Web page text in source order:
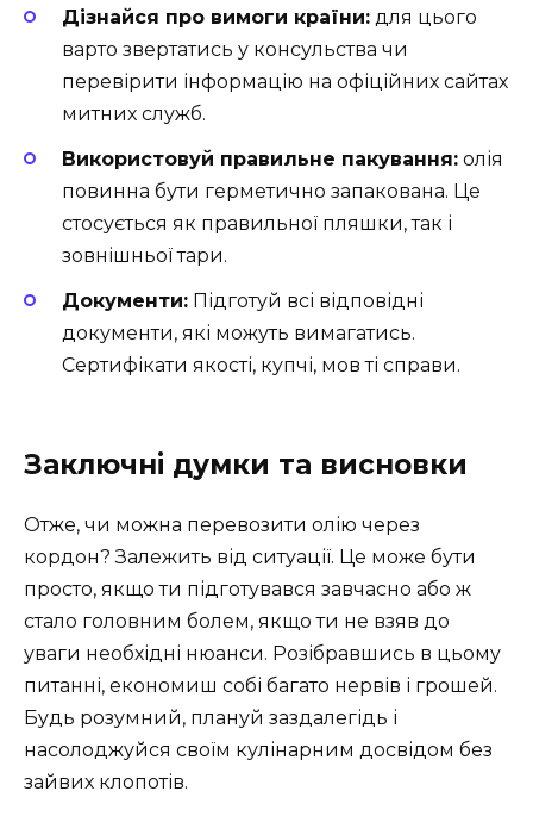
Дізнайся про вимоги країни: для цього
варто звертатись у консульства чи
перевірити інформацію на офіційних сайтах
митних служб.
Використовуй правильне пакування: олія
повинна бути герметично запакована. Це
стосується як правильної пляшки, так і
зовнішньої тари.
Документи: Підготуй всі відповідні
документи, які можуть вимагатись.
Сертифікати якості, купчі, мов ті справи.
Заключні думки та висновки
Отже, чи можна перевозити олію через
кордон? Залежить від ситуації. Це може бути
просто, якщо ти підготувався завчасно або ж
стало головним болем, якщо ти не взяв до
уваги необхідні нюанси. Розібравшись в цьому
питанні, економиш собі багато нервів і грошей.
Будь розумний, плануй заздалегідь і
насолоджуйся своїм кулінарним досвідом без
зайвих клопотів.